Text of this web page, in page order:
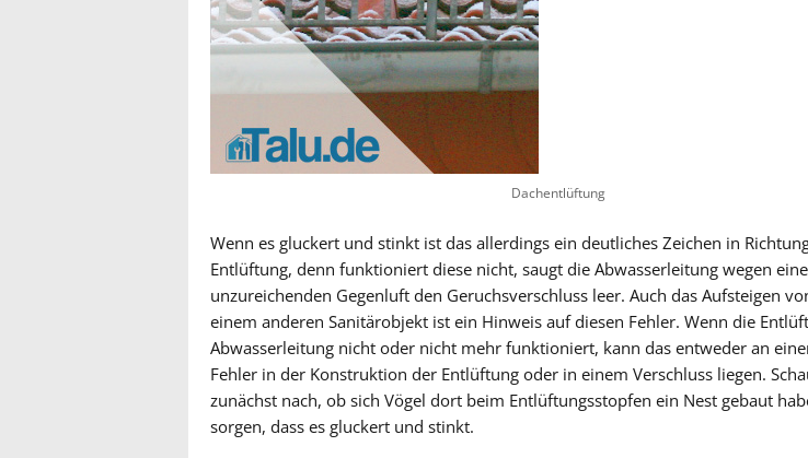
Dachentlüftung
Wenn es gluckert und stinkt ist das allerdings ein deutliches Zeichen in
Entlüftung, denn funktioniert diese nicht, saugt die Abwasserleitung wegen
unzureichenden Gegenluft den Geruchsverschluss leer. Auch das Aufsteigen
einem anderen Sanitärobjekt ist ein Hinweis auf diesen Fehler. Wenn die
Abwasserleitung nicht oder nicht mehr funktioniert, kann das entweder an
Fehler in der Konstruktion der Entlüftung oder in einem Verschluss liegen.
zunächst nach, ob sich Vögel dort beim Entlüftungsstopfen ein Nest gebaut
sorgen, dass es gluckert und stinkt.